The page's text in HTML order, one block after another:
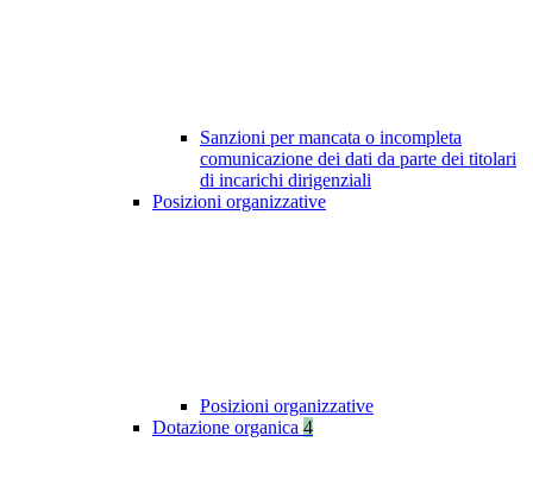
Sanzioni per mancata o incompleta
comunicazione dei dati da parte dei titolari
di incarichi dirigenziali
Posizioni organizzative
Posizioni organizzative
Dotazione organica 4